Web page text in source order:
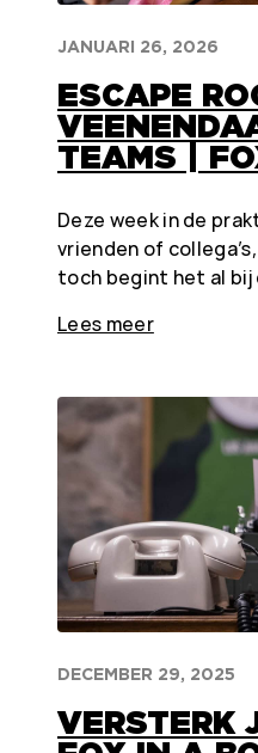
JANUARI 26, 2026
ESCAPE
TEAMS |
Deze week in de
vrienden of
toch begint het al bij
Lees meer
DECEMBER 29, 2025
VERSTERK